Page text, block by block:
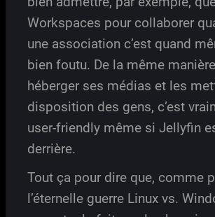
Workspaces pour collaborer
une association c’est quand
bien foutu. De la même
héberger ses médias et les
disposition des gens, c’est
user-friendly même si Jellyfin
derrière.
Tout ça pour dire que, comme
l’éternelle guerre Linux vs.